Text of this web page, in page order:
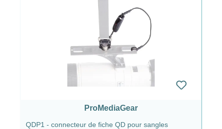
ProMediaGear
QDP1 - connecteur de fiche QD pour sangles